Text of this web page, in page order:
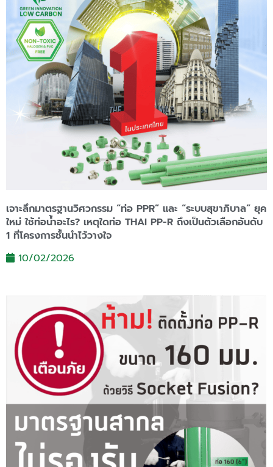
เจาะลึกมาตรฐานวิศวกรรม “ท่อ PPR” และ “ระบบสุขาภิบาล” ยุค
ใหม่ ใช้ท่อน้ำอะไร? เหตุใดท่อ THAI PP-R ถึงเป็นตัวเลือกอันดับ
1 ที่โครงการชั้นนำไว้วางใจ
10/02/2026